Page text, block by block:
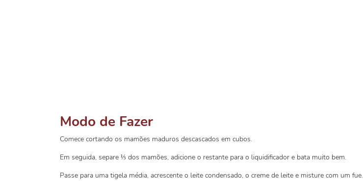
Modo de Fazer
Comece cortando os mamões maduros descascados em cubos.
Em seguida, separe ⅓ dos mamões, adicione o restante para o liquidificador e bata muito bem.
Passe para uma tigela média, acrescente o leite condensado, o creme de leite e misture com um fue.